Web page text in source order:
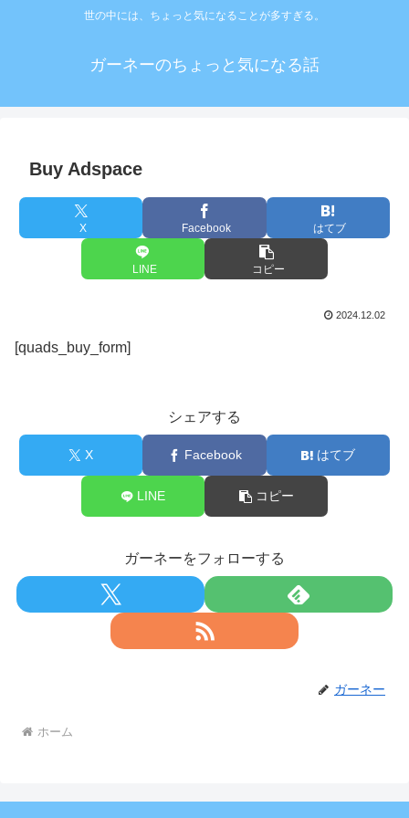
世の中には、ちょっと気になることが多すぎる。
ガーネーのちょっと気になる話
Buy Adspace
X Facebook はてブ
LINE コピー
2024.12.02
[quads_buy_form]
シェアする
X Facebook はてブ
LINE コピー
ガーネーをフォローする
ガーネー
ホーム